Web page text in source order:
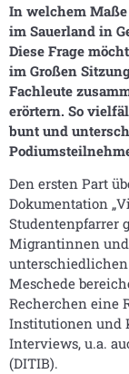
In welchem
im Sauerland in
Diese Frage
im Großen
Fachleute
erörtern. So
bunt und
Den ersten Part
Dokumentation
Studentenpfarrer
Migrantinnen
Meschede
Recherchen eine
Institutionen und
Interviews, u.a.
(DITIB).